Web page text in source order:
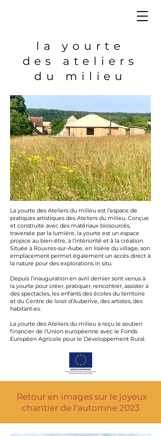
la yourte
des ateliers
du milieu
La yourte des Ateliers du milieu est l’espace de
pratiques artistiques des Ateliers du milieu. Conçue
et construite avec des matériaux biosourcés,
traversée par la lumière, la yourte est un espace
propice au bien-être, à l’intériorité et à la création.
Située à Rouvres-sur-Aube, en lisière du village, son
emplacement permet également un accès direct à
la nature pour des explorations in situ.
Depuis l’inauguration en avril dernier sont venus à
la yourte pour créer, pratiquer, rencontrer, assister à
des spectacles, les enfants des écoles du territoire
et du Centre de loisir d’Auberive, des artistes, des
habitant•es.
La yourte des Ateliers du milieu a reçu le soutien
financier de l'Union européenne avec le Fonds
Européen Agricole pour le Développement Rural.
Retour en images sur le joyeux
chantier de l'automne 2023